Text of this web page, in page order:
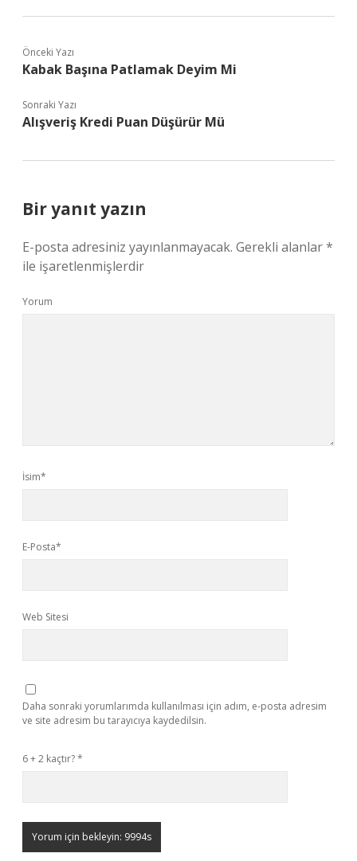
Önceki Yazı
Kabak Başına Patlamak Deyim Mi
Sonraki Yazı
Alışveriş Kredi Puan Düşürür Mü
Bir yanıt yazın
E-posta adresiniz yayınlanmayacak. Gerekli alanlar*
ile işaretlenmişlerdir
Yorum
İsim*
E-Posta*
Web Sitesi
Daha sonraki yorumlarımda kullanılması için adım, e-posta adresim
ve site adresim bu tarayıcıya kaydedilsin.
6 + 2 kaçtır?*